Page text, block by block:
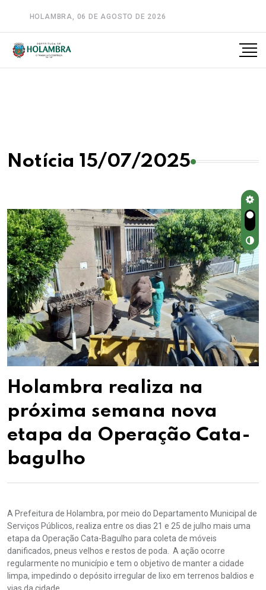
HOLAMBRA, 06 DE AGOSTO DE 2026
Notícia 15/07/2025
Holambra realiza na
próxima semana nova
etapa da Operação Cata-
bagulho
A Prefeitura de Holambra, por meio do Departamento Municipal de
Serviços Públicos, realiza entre os dias 21 e 25 de julho mais uma
etapa da Operação Cata-Bagulho para coleta de móveis
danificados, pneus velhos e restos de poda. A ação ocorre
regularmente no município e tem o objetivo de manter a cidade
limpa, impedindo o depósito irregular de lixo em terrenos baldios e